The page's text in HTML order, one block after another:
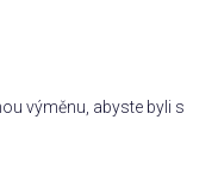
výměnu, abyste byli s